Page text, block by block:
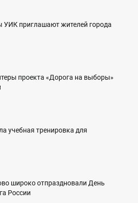
УИК приглашают жителей города
проекта «Дорога на выборы»
учебная тренировка для
широко отпраздновали День
России